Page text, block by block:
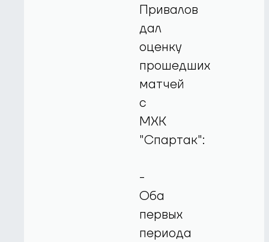
Привалов
дал
оценку
прошедших
матчей
с
МХК
"Спартак":
-
Оба
первых
периода